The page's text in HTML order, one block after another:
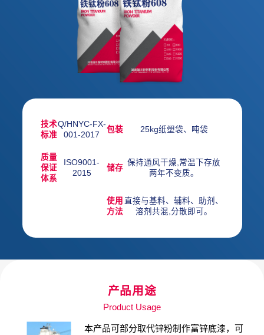
技术
标准
Q/HNYC-FX-
001-2017
包装 25kg纸塑袋、吨袋
质量
保证
体系
ISO9001-
2015
储存
保持通风干燥,常温下存放
两年不变质。
使用
方法
直接与基料、辅料、助剂、
溶剂共混,分散即可。
产品用途
Product Usage
本产品可部分取代锌粉制作富锌底漆，可